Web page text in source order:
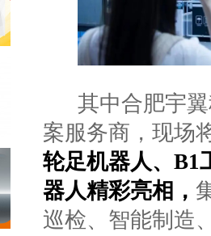
其中合肥宇
案服务商，现场
轮足机器人、 B1
器人精彩亮相，
巡检、智能制造